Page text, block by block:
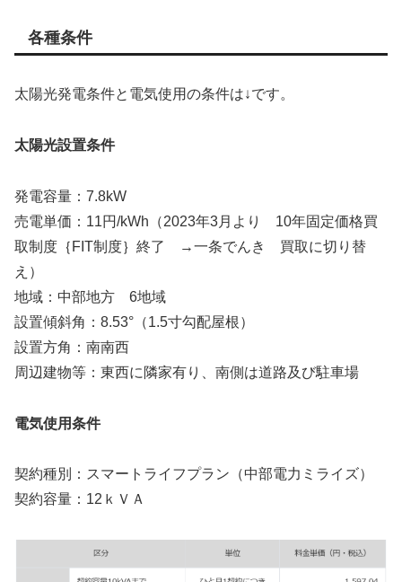
各種条件
太陽光発電条件と電気使用の条件は↓です。
太陽光設置条件
発電容量：7.8kW
売電単価：11円/kWh（2023年3月より 10年固定価格買
取制度｛FIT制度｝終了 →一条でんき 買取に切り替
え）
地域：中部地方 6地域
設置傾斜角：8.53°（1.5寸勾配屋根）
設置方角：南南西
周辺建物等：東西に隣家有り、南側は道路及び駐車場
電気使用条件
契約種別：スマートライフプラン（中部電力ミライズ）
契約容量：12ｋＶＡ